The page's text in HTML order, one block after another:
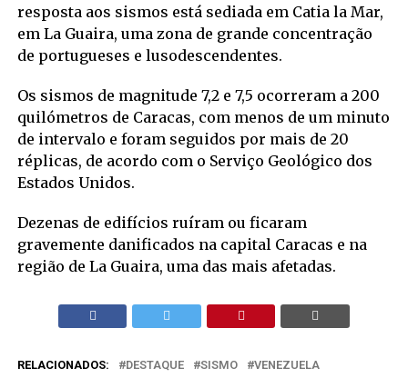
resposta aos sismos está sediada em Catia la Mar,
em La Guaira, uma zona de grande concentração
de portugueses e lusodescendentes.
Os sismos de magnitude 7,2 e 7,5 ocorreram a 200
quilómetros de Caracas, com menos de um minuto
de intervalo e foram seguidos por mais de 20
réplicas, de acordo com o Serviço Geológico dos
Estados Unidos.
Dezenas de edifícios ruíram ou ficaram
gravemente danificados na capital Caracas e na
região de La Guaira, uma das mais afetadas.
RELACIONADOS: DESTAQUE SISMO VENEZUELA